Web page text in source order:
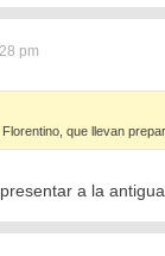
pm
que llevan
a la